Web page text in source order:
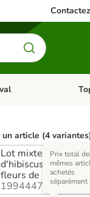
les catégories:
article (4
Lot mixte : 12 x bœuf & fleurs
d'hibiscus, 12 x
fleurs de houblon
1994447.4
Prix total
mêmes
achetés
séparément